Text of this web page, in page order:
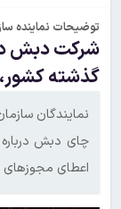
توضیحات نماینده
گذشته
نمایندگان
چای دبش
اعطای مجوزهای